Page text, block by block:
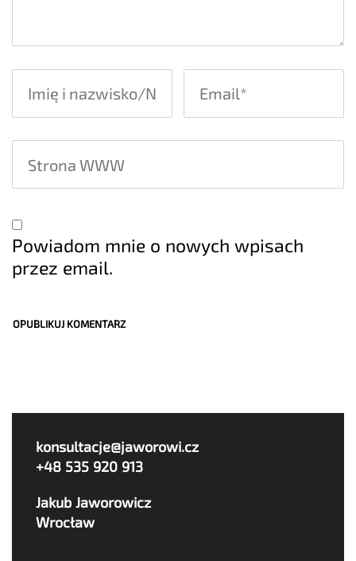
Powiadom mnie o nowych wpisach
przez email.
konsultacje@jaworowi.cz
+48 535 920 913
Jakub Jaworowicz
Wrocław